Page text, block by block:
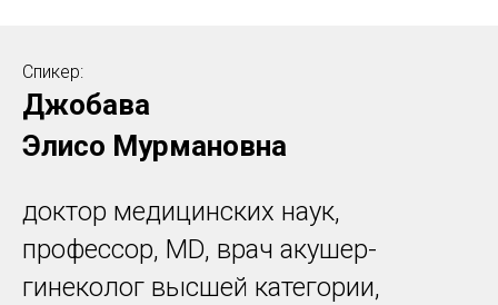
Спикер:
Джобава
Элисо Мурмановна
доктор медицинских наук,
профессор, MD, врач акушер-
гинеколог высшей категории,